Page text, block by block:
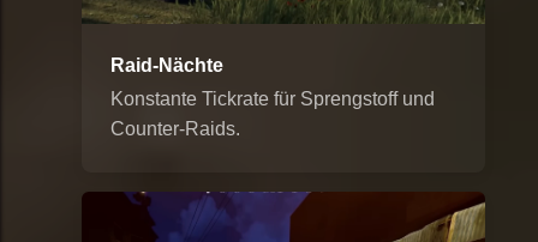
Raid-Nächte
Konstante Tickrate für Sprengstoff und
Counter-Raids.